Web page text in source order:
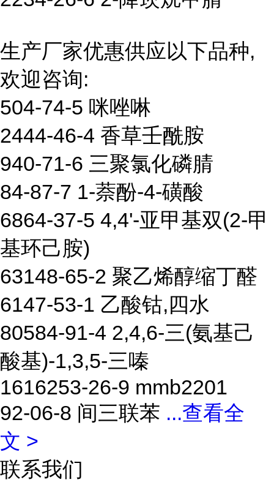
生产厂家优惠供应以下品种,
欢迎咨询:
504-74-5 咪唑啉
2444-46-4 香草壬酰胺
940-71-6 三聚氯化磷腈
84-87-7 1-萘酚-4-磺酸
6864-37-5 4,4'-亚甲基双(2-甲
基环己胺)
63148-65-2 聚乙烯醇缩丁醛
6147-53-1 乙酸钴,四水
80584-91-4 2,4,6-三(氨基己
酸基)-1,3,5-三嗪
1616253-26-9 mmb2201
92-06-8 间三联苯 ...查看全
文 >
联系我们